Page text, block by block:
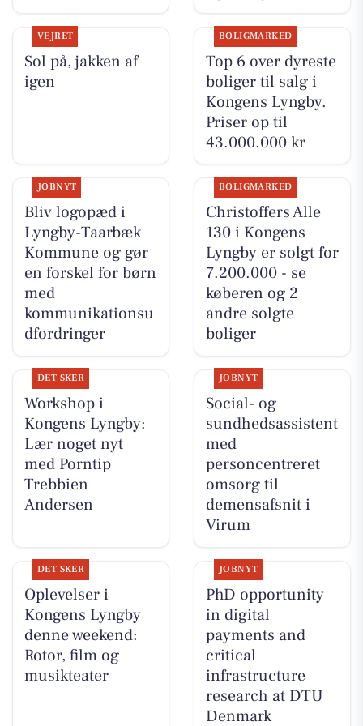
VEJRET
Sol på, jakken af
igen
BOLIGMARKED
Top 6 over dyreste
boliger til salg i
Kongens Lyngby.
Priser op til
43.000.000 kr
JOBNYT
Bliv logopæd i
Lyngby-Taarbæk
Kommune og gør
en forskel for børn
med
kommunikationsu
dfordringer
BOLIGMARKED
Christoffers Alle
130 i Kongens
Lyngby er solgt for
7.200.000 - se
køberen og 2
andre solgte
boliger
DET SKER
Workshop i
Kongens Lyngby:
Lær noget nyt
med Porntip
Trebbien
Andersen
JOBNYT
Social- og
sundhedsassistent
med
personcentreret
omsorg til
demensafsnit i
Virum
DET SKER
Oplevelser i
Kongens Lyngby
denne weekend:
Rotor, film og
musikteater
JOBNYT
PhD opportunity
in digital
payments and
critical
infrastructure
research at DTU
Denmark